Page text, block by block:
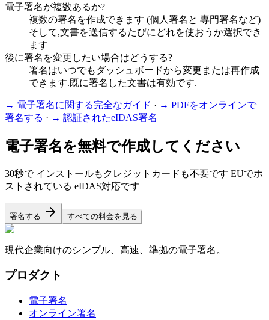
電子署名が複数あるか?
複数の署名を作成できます (個人署名と 専門署名など)
そして,文書を送信するたびにどれを使おうか選択でき
ます
後に署名を変更したい場合はどうする?
署名はいつでもダッシュボードから変更または再作成
できます.既に署名した文書は有効です.
→ 電子署名に関する完全なガイド · → PDFをオンラインで
署名する · → 認証されたeIDAS署名
電子署名を無料で作成してください
30秒で インストールもクレジットカードも不要です EUでホ
ストされている eIDAS対応です
署名する すべての料金を見る
現代企業向けのシンプル、高速、準拠の電子署名。
プロダクト
電子署名
オンライン署名